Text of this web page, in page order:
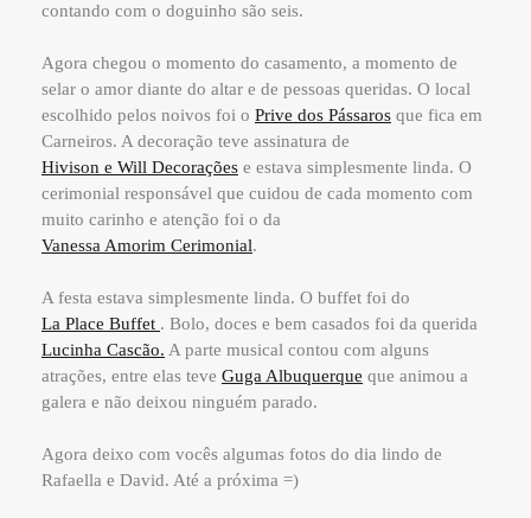
contando com o doguinho são seis.
Agora chegou o momento do casamento, a momento de
selar o amor diante do altar e de pessoas queridas. O local
escolhido pelos noivos foi o Prive dos Pássaros que fica em
Carneiros. A decoração teve assinatura de
Hivison e Will Decorações e estava simplesmente linda. O
cerimonial responsável que cuidou de cada momento com
muito carinho e atenção foi o da
Vanessa Amorim Cerimonial.
A festa estava simplesmente linda. O buffet foi do
La Place Buffet . Bolo, doces e bem casados foi da querida
Lucinha Cascão. A parte musical contou com alguns
atrações, entre elas teve Guga Albuquerque que animou a
galera e não deixou ninguém parado.
Agora deixo com vocês algumas fotos do dia lindo de
Rafaella e David. Até a próxima =)